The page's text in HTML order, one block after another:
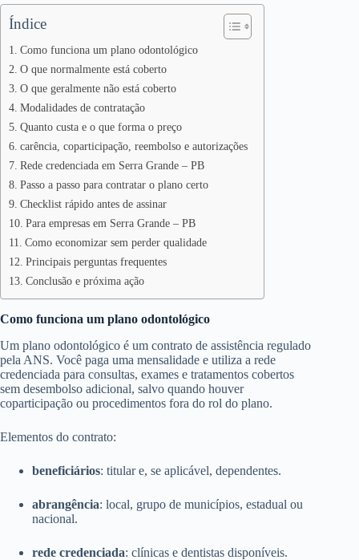
Índice
Como funciona um plano odontológico
O que normalmente está coberto
O que geralmente não está coberto
Modalidades de contratação
Quanto custa e o que forma o preço
carência, coparticipação, reembolso e autorizações
Rede credenciada em Serra Grande – PB
Passo a passo para contratar o plano certo
Checklist rápido antes de assinar
Para empresas em Serra Grande – PB
Como economizar sem perder qualidade
Principais perguntas frequentes
Conclusão e próxima ação
Como funciona um plano odontológico
Um plano odontológico é um contrato de assistência regulado
pela ANS. Você paga uma mensalidade e utiliza a rede
credenciada para consultas, exames e tratamentos cobertos
sem desembolso adicional, salvo quando houver
coparticipação ou procedimentos fora do rol do plano.
Elementos do contrato:
beneficiários: titular e, se aplicável, dependentes.
abrangência: local, grupo de municípios, estadual ou
nacional.
rede credenciada: clínicas e dentistas disponíveis.